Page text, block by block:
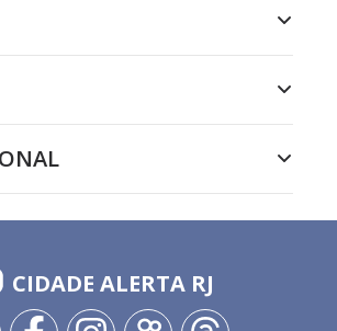
CIDADE ALERTA RJ